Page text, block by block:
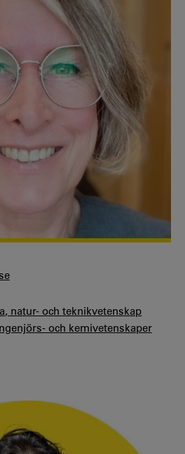
natur- och teknikvetenskap
och kemivetenskaper